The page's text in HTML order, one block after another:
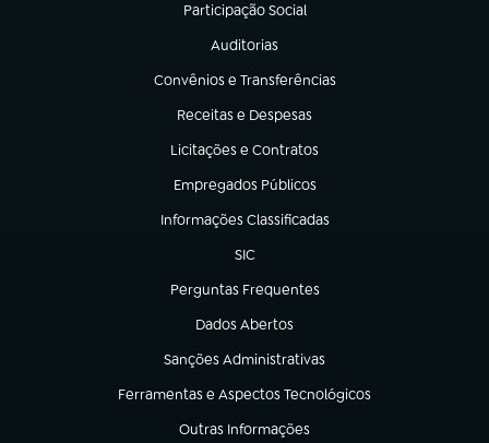
Participação Social
(abre em nova aba)
Auditorias
(abre em nova aba)
Convênios e Transferências
(abre em nova aba)
Receitas e Despesas
(abre em nova aba)
Licitações e Contratos
(abre em nova aba)
Empregados Públicos
(abre em nova aba)
Informações Classificadas
(abre em nova aba)
SIC
(abre em nova aba)
Perguntas Frequentes
(abre em nova aba)
Dados Abertos
(abre em nova aba)
Sanções Administrativas
(abre em nova aba)
Ferramentas e Aspectos Tecnológicos
(abre em nova aba)
Outras Informações
(abre em nova aba)